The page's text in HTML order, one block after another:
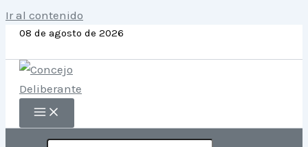
Ir al contenido
08 de agosto de 2026